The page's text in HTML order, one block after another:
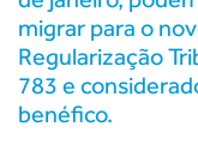
migrar para o
Regularização
783 e
benéfico.